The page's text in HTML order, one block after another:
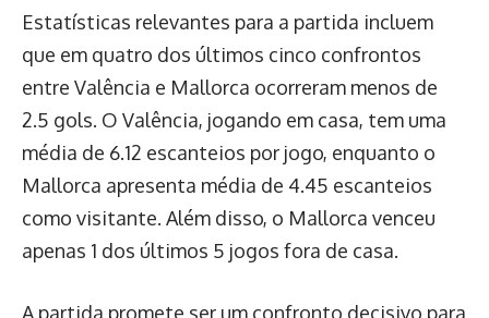
Estatísticas relevantes para a partida incluem
que em quatro dos últimos cinco confrontos
entre Valência e Mallorca ocorreram menos de
2.5 gols. O Valência, jogando em casa, tem uma
média de 6.12 escanteios por jogo, enquanto o
Mallorca apresenta média de 4.45 escanteios
como visitante. Além disso, o Mallorca venceu
apenas 1 dos últimos 5 jogos fora de casa.
A partida promete ser um confronto decisivo para